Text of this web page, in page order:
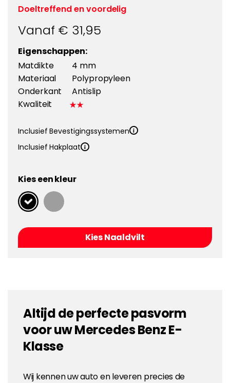
Doeltreffend en voordelig
Vanaf € 31,95
Eigenschappen:
Matdikte
4 mm
Materiaal
Polypropyleen
Onderkant
Antislip
Kwaliteit
Inclusief Bevestigingssystemen
Inclusief Hakplaat
Kies een kleur
Kies Naaldvilt
Altijd de perfecte pasvorm
voor uw Mercedes Benz E-
Klasse
Wij kennen uw auto en leveren precies de